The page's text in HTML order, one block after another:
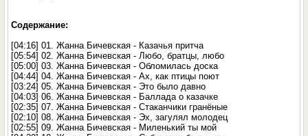
Содержание:
[04:16] 01. Жанна Бичевская - Казачья притча
[05:54] 02. Жанна Бичевская - Любо, братцы, любо
[05:00] 03. Жанна Бичевская - Обломилась доска
[04:44] 04. Жанна Бичевская - Ах, как птицы поют
[03:24] 05. Жанна Бичевская - Это было давно
[04:03] 06. Жанна Бичевская - Баллада о казачке
[02:35] 07. Жанна Бичевская - Стаканчики гранёные
[02:10] 08. Жанна Бичевская - Эх, загулял молодец
[02:55] 09. Жанна Бичевская - Миленький ты мой